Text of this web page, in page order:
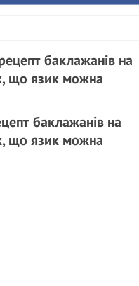
баклажанів на
що язик можна